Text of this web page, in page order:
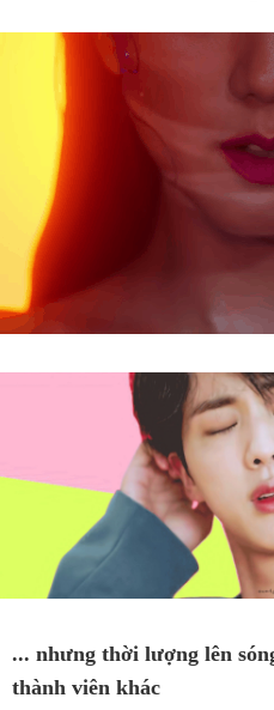
... nhưng thời lượng lên
thành viên khác